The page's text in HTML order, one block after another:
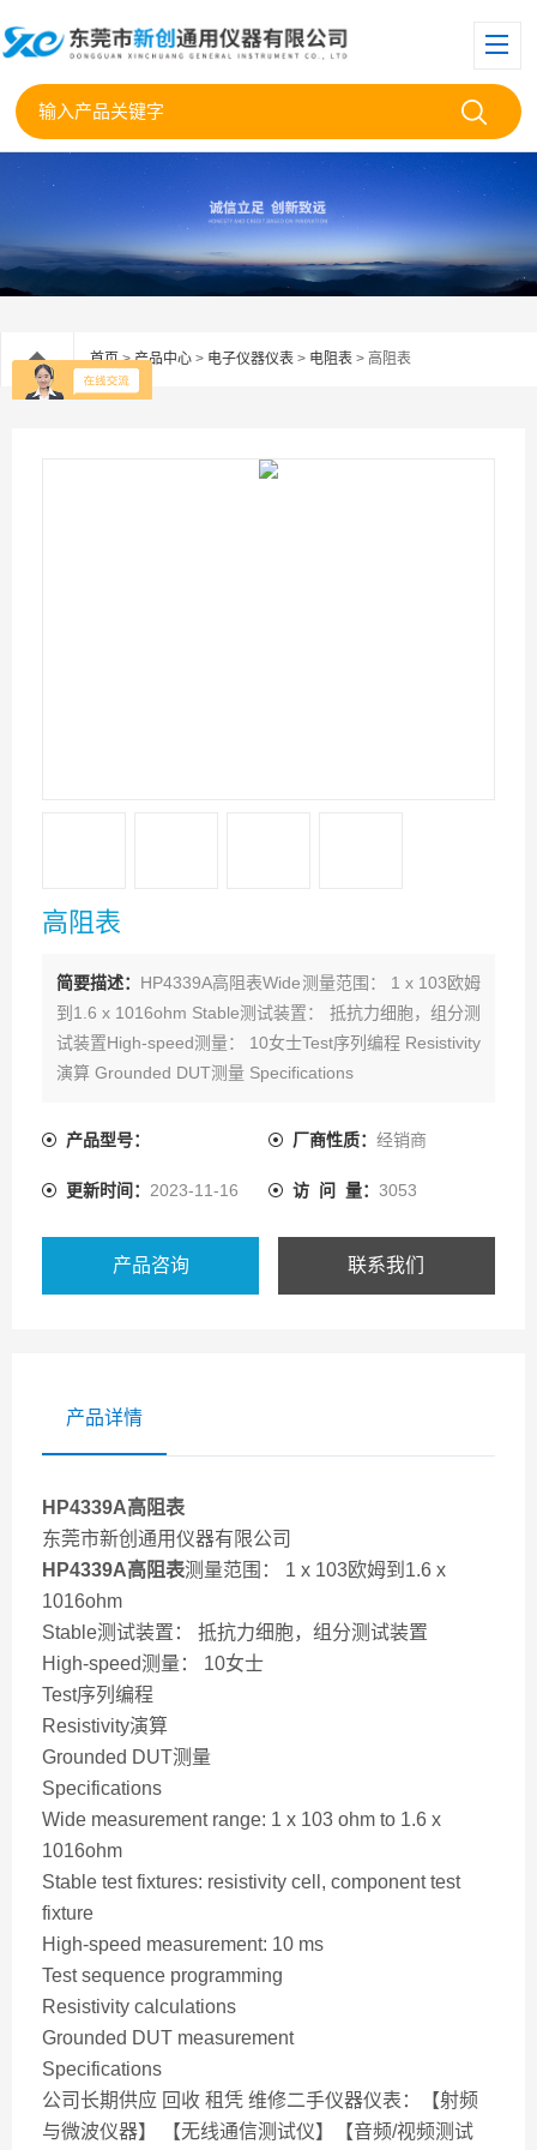
首页>产品中心 > 电子仪器仪表 > 电阻表 > 高阻表
高阻表
简要描述： HP4339A高阻表Wide测量范围： 1 x 103欧姆
到1.6 x 1016ohm Stable测试装置： 抵抗力细胞，组分测
试装置High-speed测量： 10女士Test序列编程 Resistivity
演算 Grounded DUT测量 Specifications
产品型号： 厂商性质： 经销商
更新时间： 2023-11-16 访 问 量： 3053
产品咨询 联系我们
产品详情
HP4339A高阻表
东莞市新创通用仪器有限公司
HP4339A高阻表测量范围： 1 x 103欧姆到1.6 x
1016ohm
Stable测试装置： 抵抗力细胞，组分测试装置
High-speed测量： 10女士
Test序列编程
Resistivity演算
Grounded DUT测量
Specifications
Wide measurement range: 1 x 103 ohm to 1.6 x
1016ohm
Stable test fixtures: resistivity cell, component test
fixture
High-speed measurement: 10 ms
Test sequence programming
Resistivity calculations
Grounded DUT measurement
Specifications
公司长期供应 回收 租凭 维修二手仪器仪表：【射频
与微波仪器】 【无线通信测试仪】【音频/视频测试